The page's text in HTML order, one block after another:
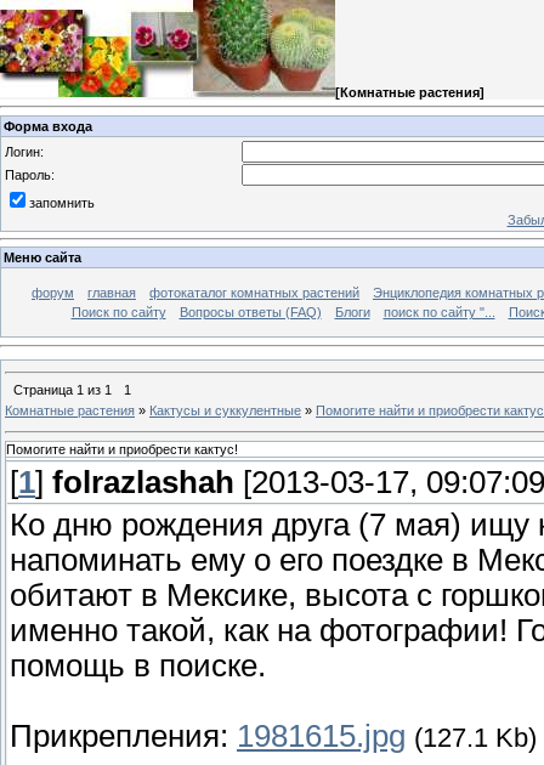
[Комнатные растения]
Форма входа
Логин:
Пароль:
запомнить
Меню сайта
форум главная фотокаталог комнатных растений
Энциклопедия комнатных
Поиск по сайту
Вопросы ответы (FAQ) Блоги поиск по сайту "...
Страница 1 из 1
1
Комнатные растения » Кактусы и суккулентные » Помогите найти и приобрести
Помогите найти и приобрести кактус!
[1] folrazlashah [2013-03-17,
Ко дню рождения друга (7 мая) ищу
напоминать ему о его поездке в
обитают в Мексике, высота с
именно такой, как на фотографии!
помощь в поиске.
Прикрепления: 1981615.jpg (127.1 Kb)